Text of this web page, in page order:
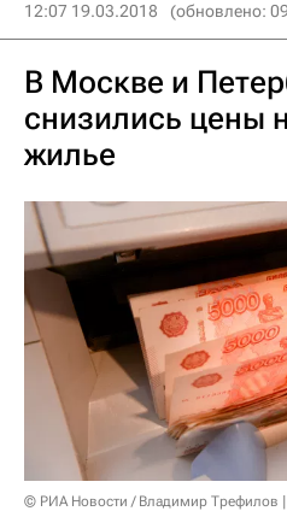
12:07 19.03.2018 (обновлено:
В Москве и
снизились цены
жилье
© РИА Новости / Владимир Трефилов